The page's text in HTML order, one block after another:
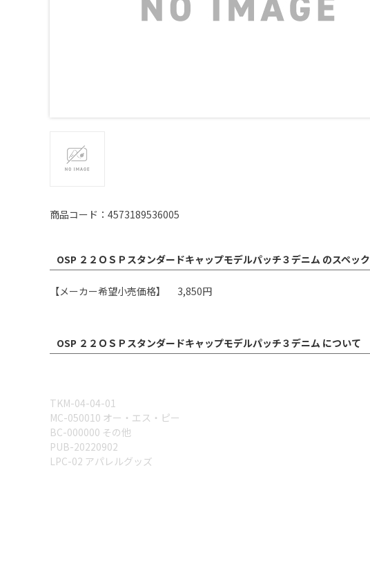
商品コード：4573189536005
OSP ２２ＯＳＰスタンダードキャップモデルパッチ３デニム のスペック
【メーカー希望小売価格】 3,850円
OSP ２２ＯＳＰスタンダードキャップモデルパッチ３デニム について
TKM-04-04-01
MC-050010 オー・エス・ピー
BC-000000 その他
PUB-20220902
LPC-02 アパレルグッズ